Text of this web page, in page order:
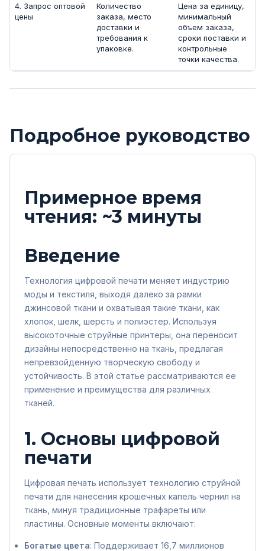
4. Запрос оптовой
цены
Количество
заказа, место
доставки и
требования к
упаковке.
Цена за единицу,
минимальный
объем заказа,
сроки поставки и
контрольные
точки качества.
Подробное руководство
Примерное время
чтения: ~3 минуты
Введение
Технология цифровой печати меняет индустрию
моды и текстиля, выходя далеко за рамки
джинсовой ткани и охватывая такие ткани, как
хлопок, шелк, шерсть и полиэстер. Используя
высокоточные струйные принтеры, она переносит
дизайны непосредственно на ткань, предлагая
непревзойденную творческую свободу и
устойчивость. В этой статье рассматриваются ее
применение и преимущества для различных
тканей.
1. Основы цифровой
печати
Цифровая печать использует технологию струйной
печати для нанесения крошечных капель чернил на
ткань, минуя традиционные трафареты или
пластины. Основные моменты включают:
Богатые цвета: Поддерживает 16,7 миллионов